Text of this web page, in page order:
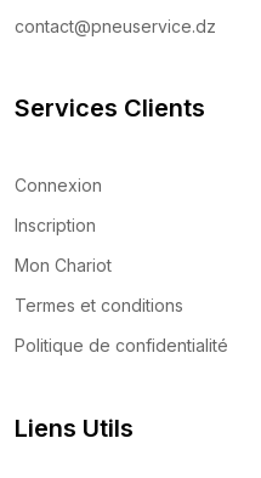
contact@pneuservice.dz
Services Clients
Connexion
Inscription
Mon Chariot
Termes et conditions
Politique de confidentialité
Liens Utils